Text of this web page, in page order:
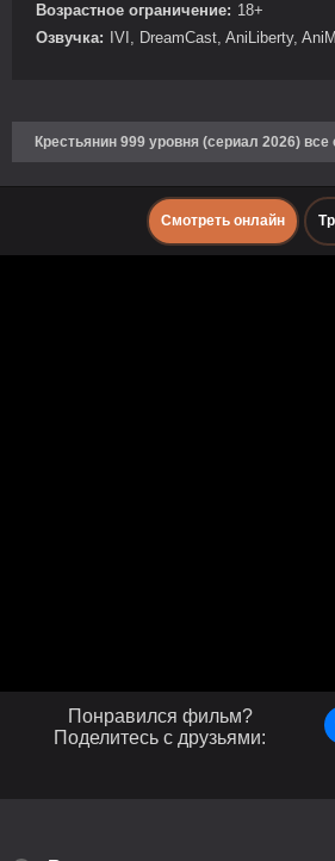
Возрастное ограничение: 18+
Озвучка:
IVI, DreamCast, AniLiberty,
Крестьянин 999 уровня (сериал 2026)
Смотреть онлайн
Понравился фильм?
Поделитесь с друзьями: